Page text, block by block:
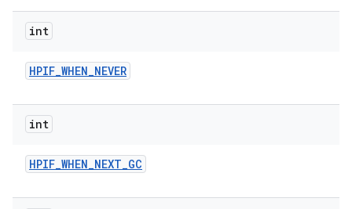
int
HPIF_WHEN_NEVER
int
HPIF_WHEN_NEXT_GC